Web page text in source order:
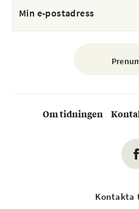
Om tidningen
Kontakta